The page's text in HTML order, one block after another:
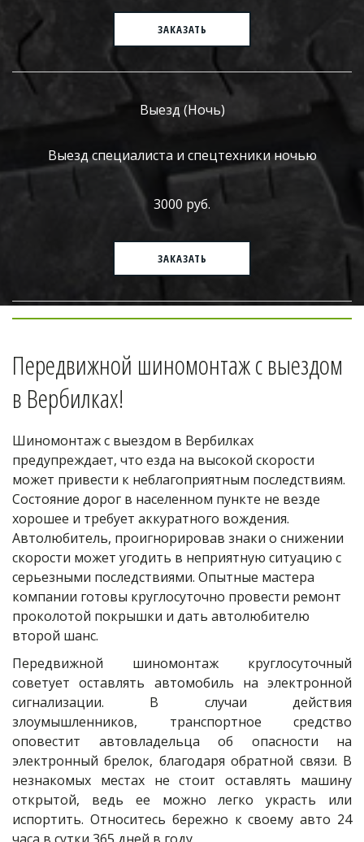
ЗАКАЗАТЬ
Выезд (Ночь)
Выезд специалиста и спецтехники ночью
3000 руб.
ЗАКАЗАТЬ
Передвижной шиномонтаж с выездом
в Вербилках!
Шиномонтаж с выездом в Вербилках
предупреждает, что езда на высокой скорости
может привести к неблагоприятным последствиям.
Состояние дорог в населенном пункте не везде
хорошее и требует аккуратного вождения.
Автолюбитель, проигнорировав знаки о снижении
скорости может угодить в неприятную ситуацию с
серьезными последствиями. Опытные мастера
компании готовы круглосуточно провести ремонт
проколотой покрышки и дать автолюбителю
второй шанс.
Передвижной шиномонтаж круглосуточный
советует оставлять автомобиль на электронной
сигнализации. В случаи действия
злоумышленников, транспортное средство
оповестит автовладельца об опасности на
электронный брелок, благодаря обратной связи. В
незнакомых местах не стоит оставлять машину
открытой, ведь ее можно легко украсть или
испортить. Относитесь бережно к своему авто 24